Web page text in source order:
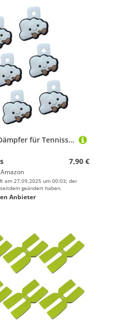
Stoßfeste Dämpfer für Tennisschläger aus weichem Silikon, Anti-Vibrations-Ersatz für Spieler, weicher Silikon-Schlägerdämpfer für Racquetball, 6 Stück
7,90 €
Amazon
am 27.09.2025 um 00:03; der
geändert haben.
Anbieter